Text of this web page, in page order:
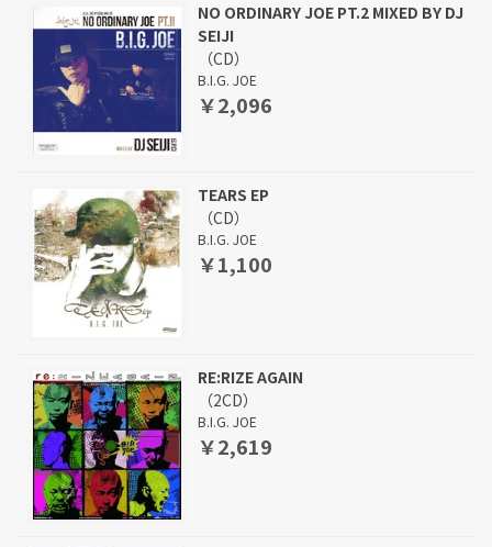
NO ORDINARY JOE PT.2 MIXED BY DJ
SEIJI
（CD）
B.I.G. JOE
￥2,096
TEARS EP
（CD）
B.I.G. JOE
￥1,100
RE:RIZE AGAIN
（2CD）
B.I.G. JOE
￥2,619